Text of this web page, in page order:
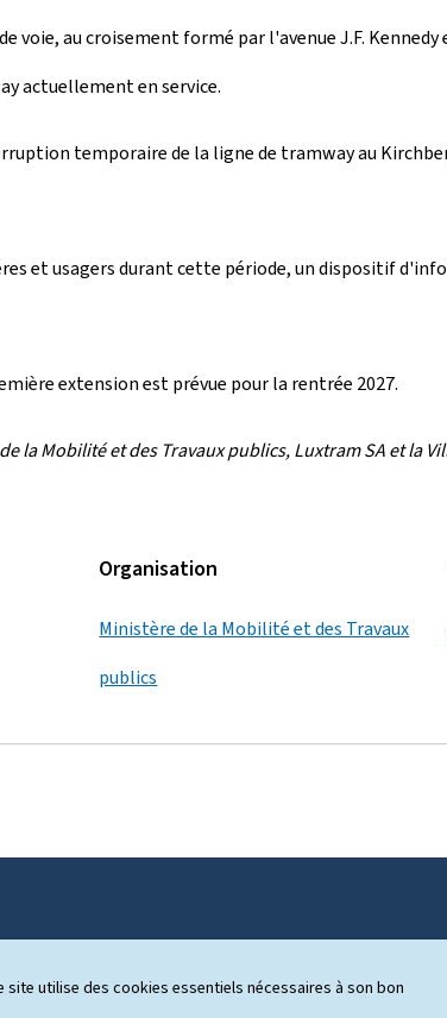
site utilise des cookies essentiels nécessaires à son bon
voie, au croisement formé par l'avenue J.F.
actuellement en service.
temporaire de la ligne de tramway au
et usagers durant cette période, un dispositif
extension est prévue pour la rentrée 2027.
la Mobilité et des Travaux publics, Luxtram SA et la
Organisation
Ministère de la Mobilité et des Travaux
publics
Système politique